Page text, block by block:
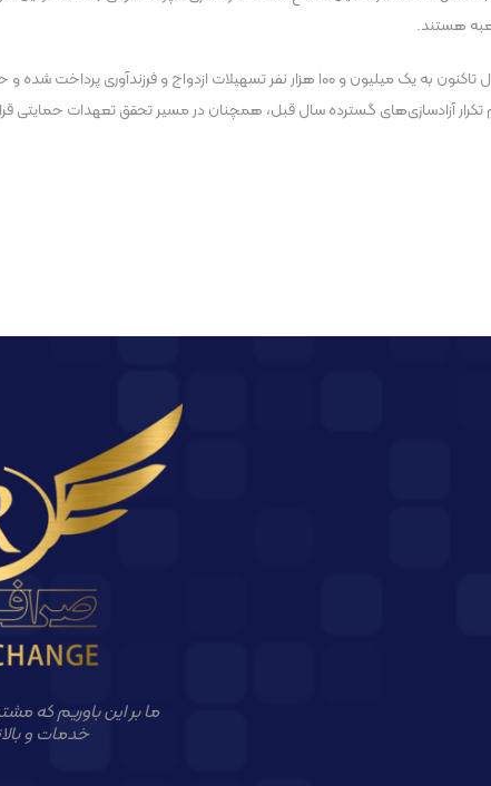
هستند.
آزادسازی‌های گسترده سال قبل، همچنان در مسیر تحقق تعهدات حمایتی
ما بر این باوریم که
خدمات و